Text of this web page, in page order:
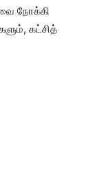
நோக்கி
கட்சித்